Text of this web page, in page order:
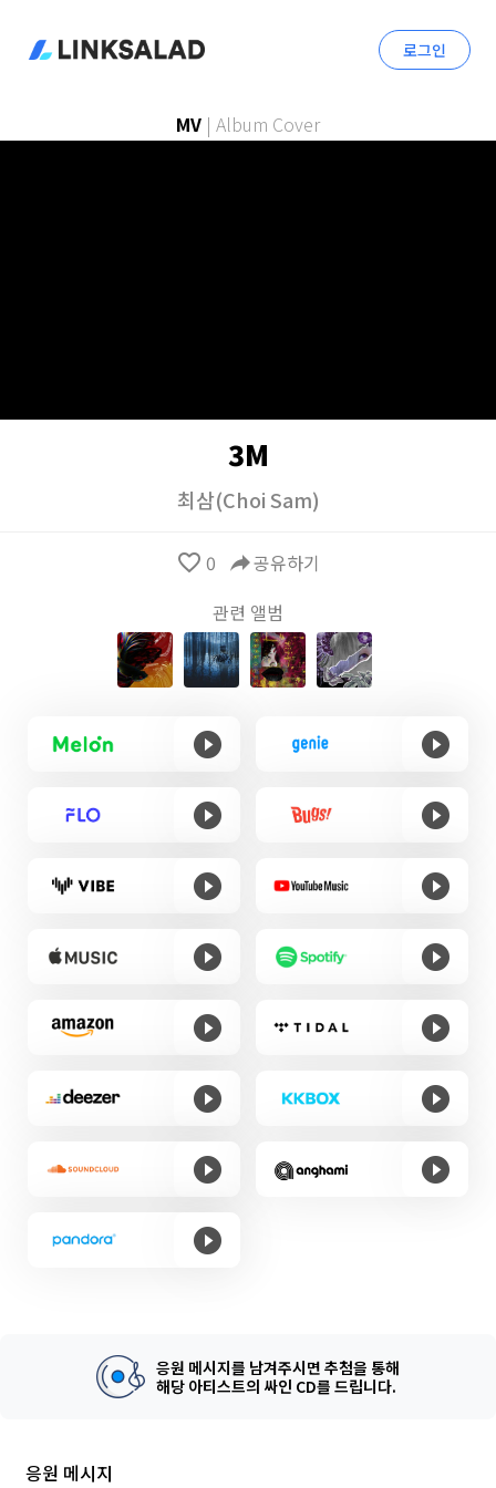
로그인
MV | Album Cover
3M
최삼(Choi Sam)
favorite_border 0 reply공유하기
관련 앨범
응원 메시지를 남겨주시면 추첨을 통해
해당 아티스트의 싸인 CD를 드립니다.
응원 메시지